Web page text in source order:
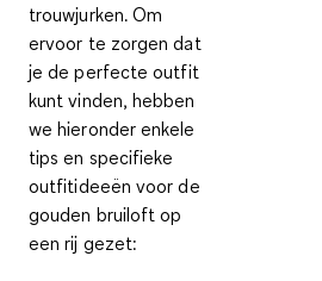
trouwjurken. Om
ervoor te zorgen dat
je de perfecte outfit
kunt vinden, hebben
we hieronder enkele
tips en specifieke
outfitideeën voor de
gouden bruiloft op
een rij gezet: